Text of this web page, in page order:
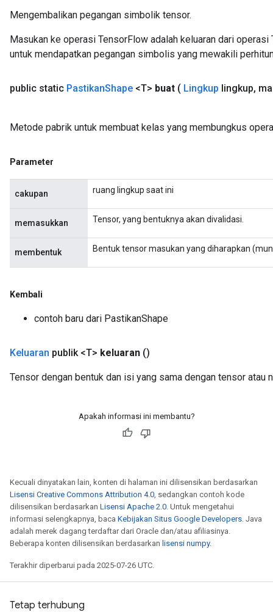
Mengembalikan pegangan simbolik tensor.
Masukan ke operasi TensorFlow adalah keluaran dari
untuk mendapatkan pegangan simbolis yang mewakili
public static PastikanShape <T> buat ( Lingkup lingkup,
Metode pabrik untuk membuat kelas yang membungkus
Parameter
cakupan ruang lingkup saat ini
memasukkan Tensor, yang bentuknya akan divalidasi.
membentuk Bentuk tensor masukan yang diharapkan
Kembali
contoh baru dari PastikanShape
Keluaran publik <T> keluaran ()
Tensor dengan bentuk dan isi yang sama dengan tensor atau
Apakah informasi ini membantu?
Kecuali dinyatakan lain, konten di halaman ini dilisensikan berdasarkan
Lisensi Creative Commons Attribution 4.0, sedangkan contoh kode
dilisensikan berdasarkan Lisensi Apache 2.0. Untuk mengetahui
informasi selengkapnya, baca Kebijakan Situs Google Developers. Java
adalah merek dagang terdaftar dari Oracle dan/atau afiliasinya.
Beberapa konten dilisensikan berdasarkan lisensi numpy.
Terakhir diperbarui pada 2025-07-26 UTC.
Tetap terhubung